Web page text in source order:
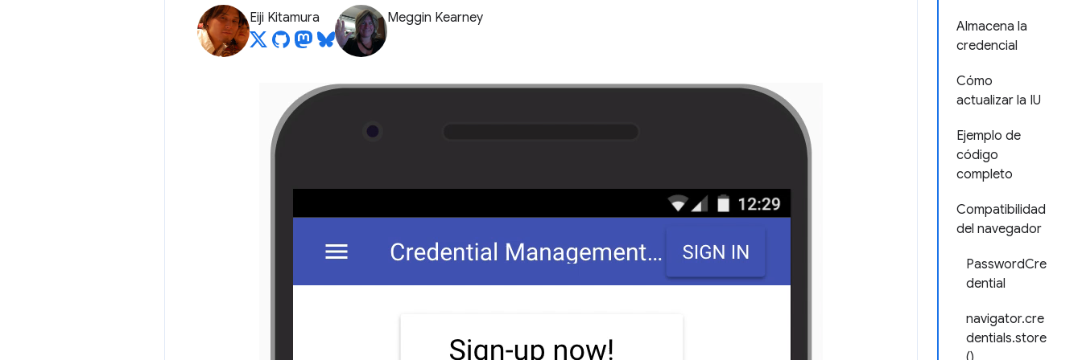
Almacena la
credencial
Cómo
actualizar la IU
Ejemplo de
código
completo
Compatibilidad
del navegador
PasswordCre
dential
navigator.cre
dentials.store
Eiji Kitamura Meggin Kearney